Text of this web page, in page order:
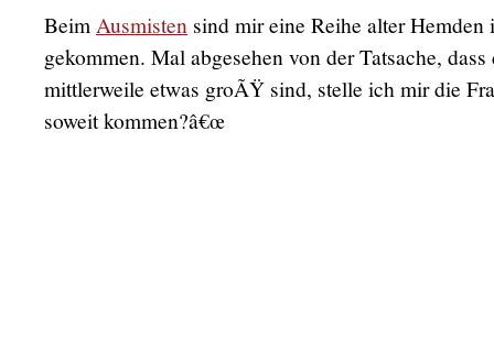
Beim Ausmisten sind mir eine Reihe alter
gekommen. Mal abgesehen von der Tatsache,
mittlerweile etwas groÃŸ sind, stelle ich mir die
soweit kommen?â€œ